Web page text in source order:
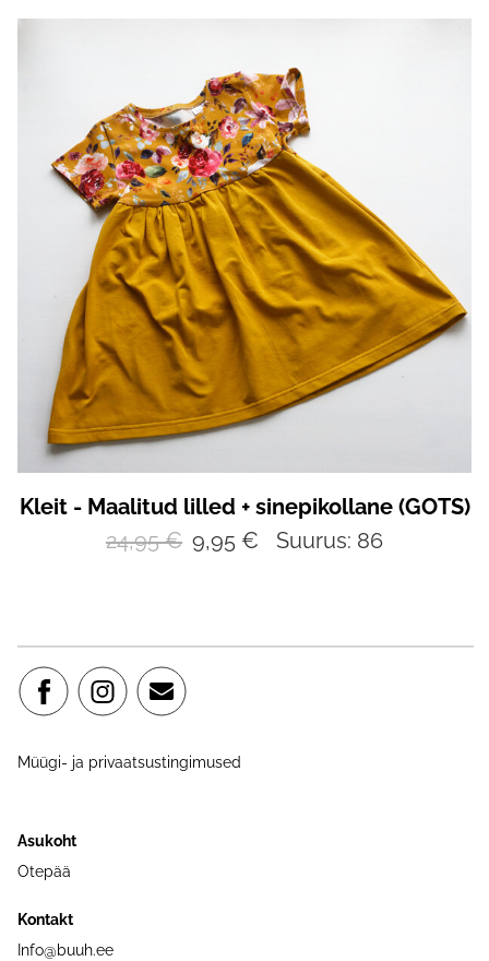
Kleit - Maalitud lilled + sinepikollane (GOTS)
24,95 € 9,95 € Suurus: 86
Müügi- ja privaatsustingimused
Asukoht
Otepää
Kontakt
Info@buuh.ee